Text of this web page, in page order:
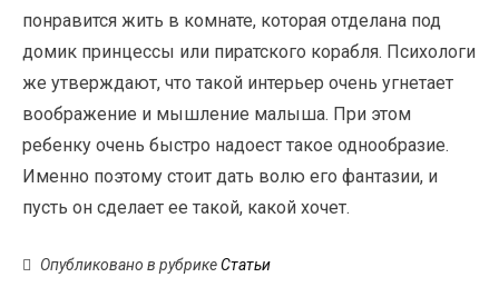
понравится жить в комнате, которая отделана под
домик принцессы или пиратского корабля. Психологи
же утверждают, что такой интерьер очень угнетает
воображение и мышление малыша. При этом
ребенку очень быстро надоест такое однообразие.
Именно поэтому стоит дать волю его фантазии, и
пусть он сделает ее такой, какой хочет.
Опубликовано в рубрикеСтатьи